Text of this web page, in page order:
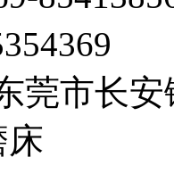
莞市长
床